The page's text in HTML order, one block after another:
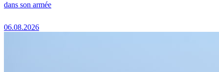
dans son armée
06.08.2026